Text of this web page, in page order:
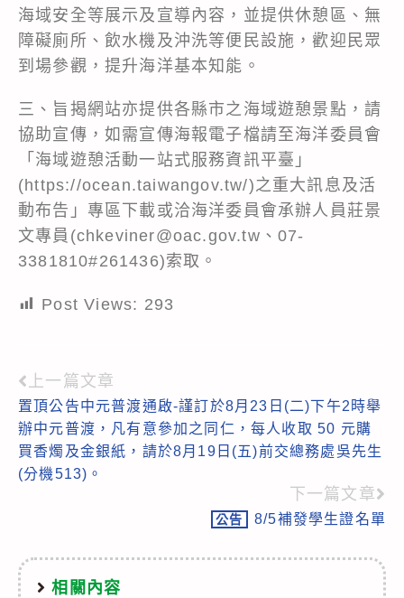
海域安全等展示及宣導內容，並提供休憩區、無
障礙廁所、飲水機及沖洗等便民設施，歡迎民眾
到場參觀，提升海洋基本知能。
三、旨揭網站亦提供各縣市之海域遊憩景點，請
協助宣傳，如需宣傳海報電子檔請至海洋委員會
「海域遊憩活動一站式服務資訊平臺」
(https://ocean.taiwangov.tw/)之重大訊息及活
動布告」專區下載或洽海洋委員會承辦人員莊景
文專員(chkeviner@oac.gov.tw、07-
3381810#261436)索取。
Post Views: 293
Read
more
articles
上一篇文章
置頂公告中元普渡通啟-謹訂於8月23日(二)下午2時舉
辦中元普渡，凡有意參加之同仁，每人收取 50 元購
買香燭及金銀紙，請於8月19日(五)前交總務處吳先生
(分機513)。
下一篇文章
公告 8/5補發學生證名單
相關內容